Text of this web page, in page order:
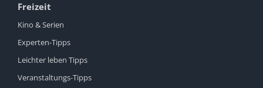
Freizeit
Kino & Serien
Experten-Tipps
Leichter leben Tipps
Veranstaltungs-Tipps